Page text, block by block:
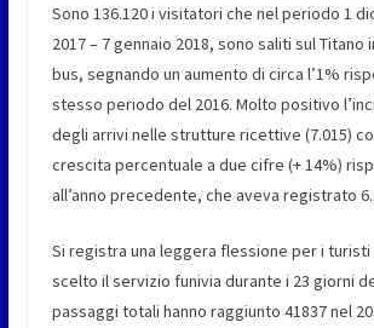
Sono 136.120 i visitatori che nel periodo 1
2017 – 7 gennaio 2018, sono saliti sul Titano
bus, segnando un aumento di circa l’1%
stesso periodo del 2016. Molto positivo
degli arrivi nelle strutture ricettive (7.015)
crescita percentuale a due cifre (+ 14%)
all’anno precedente, che aveva registrato
Si registra una leggera flessione per i turisti
scelto il servizio funivia durante i 23 giorni
passaggi totali hanno raggiunto 41837 nel